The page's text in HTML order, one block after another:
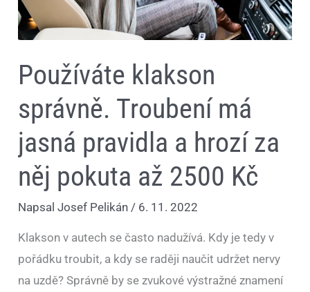
Používáte klakson
správně. Troubení má
jasná pravidla a hrozí za
něj pokuta až 2500 Kč
NapsalJosef Pelikán / 6. 11. 2022
Klakson v autech se často nadužívá. Kdy je tedy v
pořádku troubit, a kdy se raději naučit udržet nervy
na uzdě? Správně by se zvukové výstražné znamení
Kč